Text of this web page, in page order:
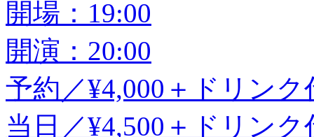
開場：19:00
開演：20:00
予約／¥4,000＋ドリンク
当日／¥4,500＋ドリンク